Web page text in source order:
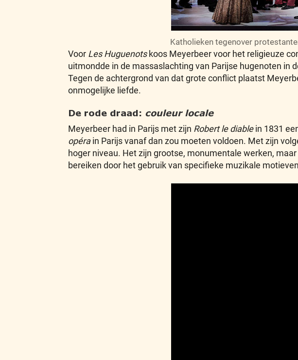
Katholieken tegenover
Voor Les Huguenotskoos Meyerbeer voor het religieuze
uitmondde in de massaslachting van Parijse hugenoten in
Tegen de achtergrond van dat grote conflict plaatst
onmogelijke liefde.
De rode draad: couleur locale
Meyerbeer had in Parijs met zijn Robert le diablein 1831
opérain Parijs vanaf dan zou moeten voldoen. Met zijn
hoger niveau. Het zijn grootse, monumentale werken,
bereiken door het gebruik van specifieke muzikale